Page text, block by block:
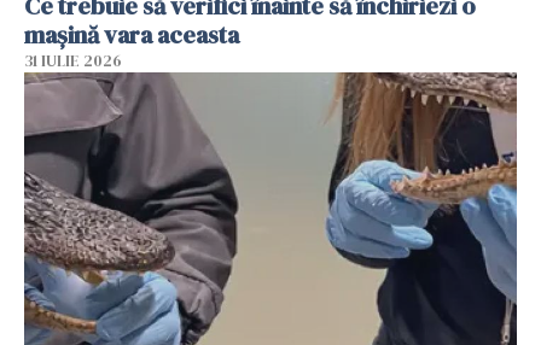
mașină vara aceasta
31 IULIE 2026